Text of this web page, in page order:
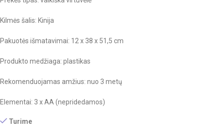
Kilmės šalis: Kinija
Pakuotės išmatavimai: 12 x 38 x 51,5 cm
Produkto medžiaga: plastikas
Rekomenduojamas amžius: nuo 3 metų
Elementai: 3 x AA (nepridedamos)
Turime